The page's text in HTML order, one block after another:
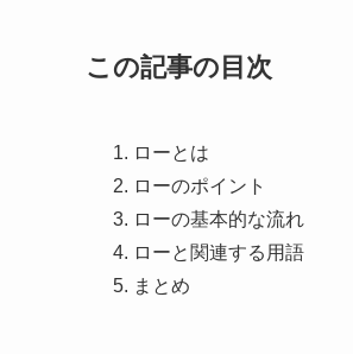
この記事の目次
ローとは
ローのポイント
ローの基本的な流れ
ローと関連する用語
まとめ